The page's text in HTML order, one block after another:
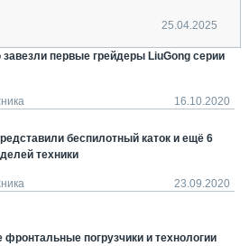
25.04.2025
первые грейдеры LiuGong серии
16.10.2020
беспилотный каток и ещё 6
техники
23.09.2020
фронтальные погрузчики и технологии